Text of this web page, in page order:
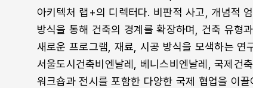
아키텍처 랩+의 디렉터다. 비판적 사고, 개념적
방식을 통해 건축의 경계를 확장하며, 건축 유형
새로운 프로그램, 재료, 시공 방식을 모색하는 연
서울도시건축비엔날레, 베니스비엔날레, 국제건
워크숍과 전시를 포함한 다양한 국제 협업을 이